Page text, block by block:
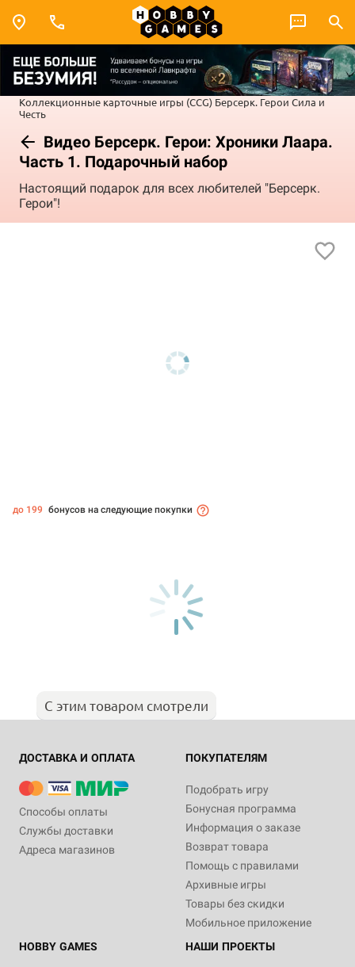
Коллекционные карточные игры (CCG) Берсерк. Герои Сила и
Честь
Видео Берсерк. Герои: Хроники Лаара.
Часть 1. Подарочный набор
Настоящий подарок для всех любителей "Берсерк.
Герои"!
до 199 бонусов на следующие покупки
С этим товаром смотрели
ДОСТАВКА И ОПЛАТА
Способы оплаты
Службы доставки
Адреса магазинов
ПОКУПАТЕЛЯМ
Подобрать игру
Бонусная программа
Информация о заказе
Возврат товара
Помощь с правилами
Архивные игры
Товары без скидки
Мобильное приложение
HOBBY GAMES
НАШИ ПРОЕКТЫ